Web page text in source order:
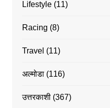
Lifestyle(11)
Racing (8)
Travel (11)
अल्मोडा(116)
उत्तरकाशी(367)